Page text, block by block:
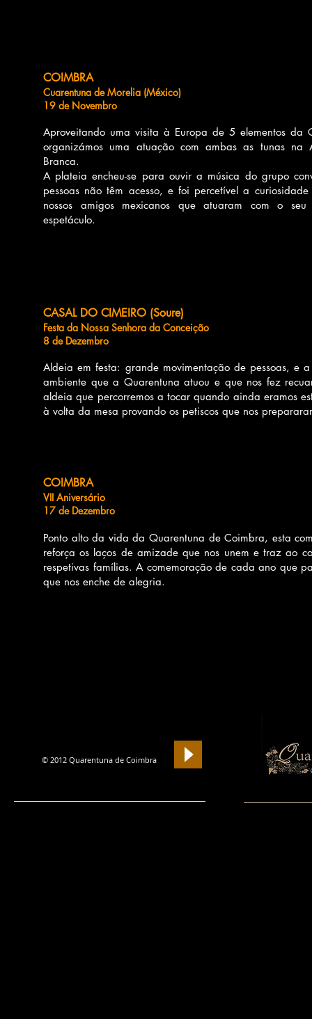
COIMBRA
Cuarentuna de Morelia (México)
19 de Novembro
Aproveitando uma visita à Europa de 5 elementos da
organizámos uma atuação com ambas as tunas na
Branca.
A plateia encheu-se para ouvir a música do grupo
pessoas não têm acesso, e foi percetível a
nossos amigos mexicanos que atuaram com o
espetáculo.
CASAL DO CIMEIRO (Soure)
Festa da Nossa Senhora da Conceição
8 de Dezembro
Aldeia em festa: grande movimentação de pessoas, e
ambiente que a Quarentuna atuou e que nos fez
aldeia que percorremos a tocar quando ainda eramos
à volta da mesa provando os petiscos que nos
COIMBRA
VII Aniversário
17 de Dezembro
Ponto alto da vida da Quarentuna de Coimbra, esta
reforça os laços de amizade que nos unem e traz ao
respetivas famílias. A comemoração de cada ano que
que nos enche de alegria.
© 2012 Quarentuna de Coimbra